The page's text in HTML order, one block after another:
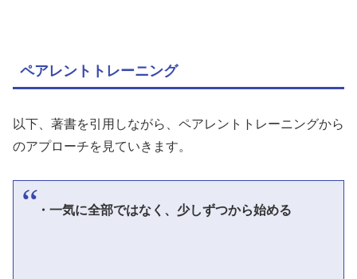
ペアレントトレーニング
以下、著書を引用しながら、ペアレントトレーニングから
のアプローチを見ていきます。
・一気に全部ではなく、少しずつから始める